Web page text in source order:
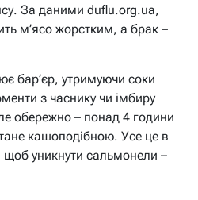
За даними duflu.org.ua,
м’ясо жорстким, а брак –
бар’єр, утримуючи соки
з часнику чи імбиру
обережно – понад 4 години
кашоподібною. Усе це в
щоб уникнути сальмонели –